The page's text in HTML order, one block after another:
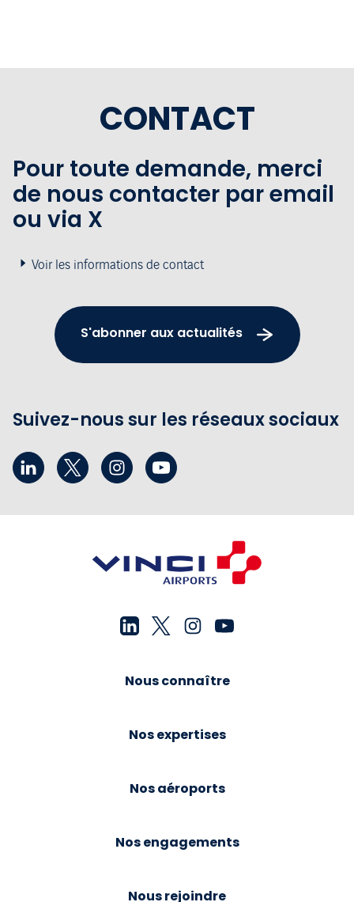
CONTACT
Pour toute demande, merci
de nous contacter par email
ou via X
Voir les informations de contact
S'abonner aux actualités
Suivez-nous sur les réseaux sociaux
Nous connaître
Nos expertises
Nos aéroports
Nos engagements
Nous rejoindre